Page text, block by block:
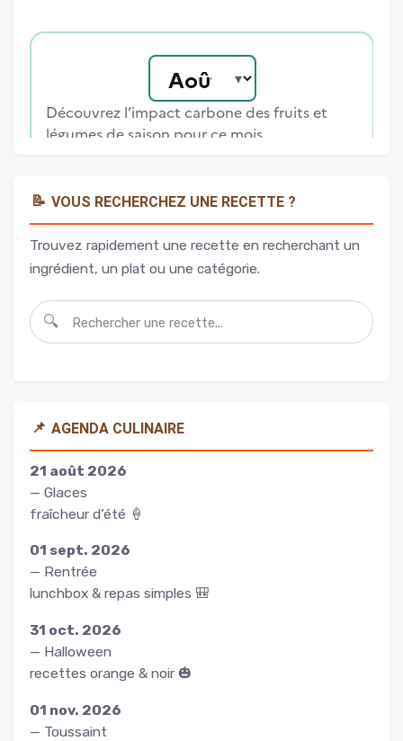
📝 VOUS RECHERCHEZ UNE RECETTE ?
Trouvez rapidement une recette en recherchant un
ingrédient, un plat ou une catégorie.
🔍
📌 AGENDA CULINAIRE
21 août 2026
— Glaces
fraîcheur d’été 🍦
01 sept. 2026
— Rentrée
lunchbox & repas simples 🎒
31 oct. 2026
— Halloween
recettes orange & noir 🎃
01 nov. 2026
— Toussaint